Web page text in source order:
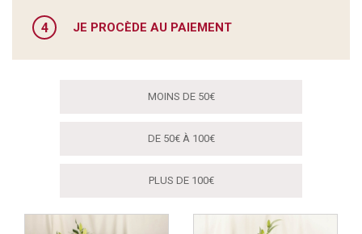
4 JE PROCÈDE AU PAIEMENT
MOINS DE 50€
DE 50€ À 100€
PLUS DE 100€